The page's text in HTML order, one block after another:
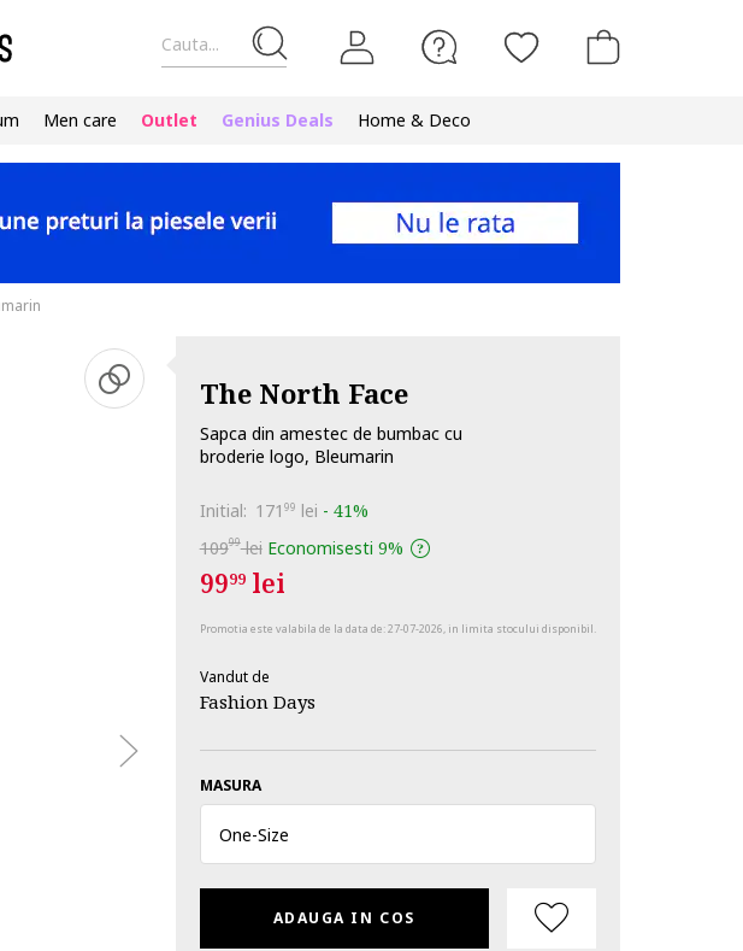
Cauta...
Men care Outlet Genius Deals Home & Deco
The North Face
Sapca din amestec de bumbac cu
broderie logo, Bleumarin
Initial: 171 99 lei - 41%
10999lei Economisesti 9%
9999lei
Promotia este valabila de la data de:27-07-2026, in limita stocului disponibil.
Vandut de
Fashion Days
MASURA
One-Size
ADAUGA IN COS